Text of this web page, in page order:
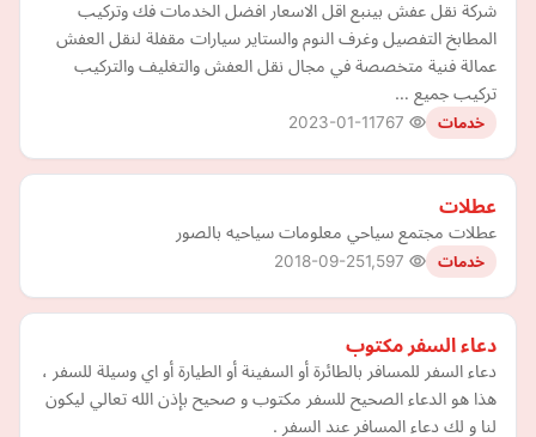
شركة نقل عفش بينبع اقل الاسعار افضل الخدمات فك وتركيب
المطابخ التفصيل وغرف النوم والستاير سيارات مقفلة لنقل العفش
عمالة فنية متخصصة في مجال نقل العفش والتغليف والتركيب
تركيب جميع …
خدمات 2023-01-11
عطلات
عطلات مجتمع سياحي معلومات سياحيه بالصور
خدمات 2018-09-25
دعاء السفر مكتوب
دعاء السفر للمسافر بالطائرة أو السفينة أو الطيارة أو اي وسيلة للسفر ،
هذا هو الدعاء الصحيح للسفر مكتوب و صحيح بإذن الله تعالي ليكون
لنا و لك دعاء المسافر عند السفر .